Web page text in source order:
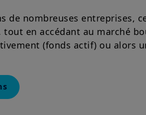
de nombreuses entreprises,
en accédant au marché
(fonds actif) ou alors